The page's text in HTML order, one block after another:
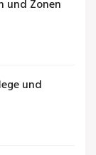
und Zonen
und